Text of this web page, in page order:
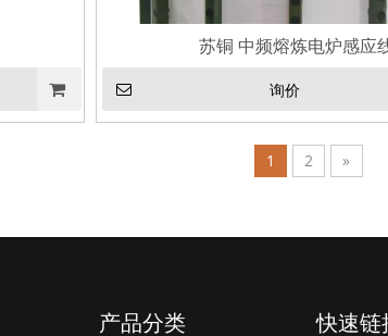
苏铜 中频熔炼电炉感应
询价
1 2 »
产品分类 快速链